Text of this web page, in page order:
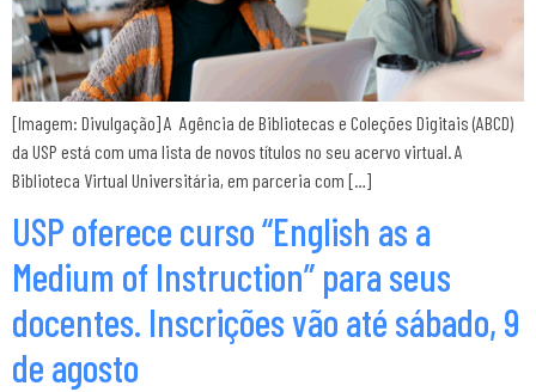
[Imagem: Divulgação] A Agência de Bibliotecas e Coleções Digitais (ABCD)
da USP está com uma lista de novos títulos no seu acervo virtual. A
Biblioteca Virtual Universitária, em parceria com […]
USP oferece curso “English as a
Medium of Instruction” para seus
docentes. Inscrições vão até sábado, 9
de agosto